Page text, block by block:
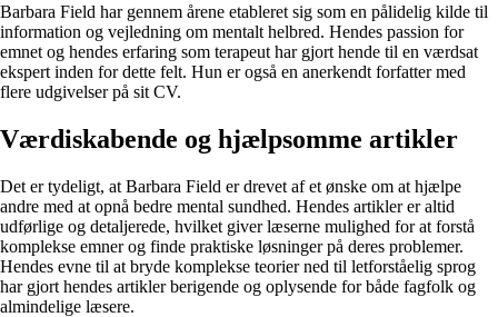
Barbara Field har gennem årene etableret sig som en pålidelig kilde til
information og vejledning om mentalt helbred. Hendes passion for
emnet og hendes erfaring som terapeut har gjort hende til en værdsat
ekspert inden for dette felt. Hun er også en anerkendt forfatter med
flere udgivelser på sit CV.
Værdiskabende og hjælpsomme artikler
Det er tydeligt, at Barbara Field er drevet af et ønske om at hjælpe
andre med at opnå bedre mental sundhed. Hendes artikler er altid
udførlige og detaljerede, hvilket giver læserne mulighed for at forstå
komplekse emner og finde praktiske løsninger på deres problemer.
Hendes evne til at bryde komplekse teorier ned til letforståelig sprog
har gjort hendes artikler berigende og oplysende for både fagfolk og
almindelige læsere.